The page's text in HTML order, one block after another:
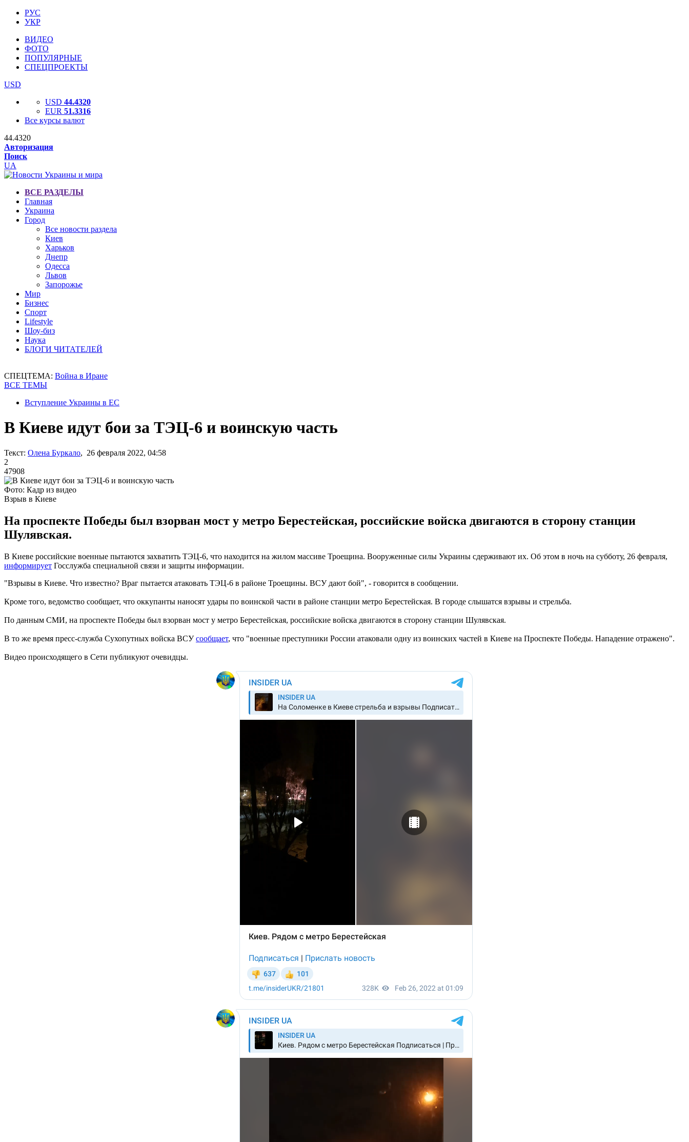
РУС
УКР
ВИДЕО
ФОТО
ПОПУЛЯРНЫЕ
СПЕЦПРОЕКТЫ
USD
USD 44.4320
EUR 51.3316
Все курсы валют
44.4320
Авторизация
Поиск
UA
ВСЕ РАЗДЕЛЫ
Главная
Украина
Город
Все новости раздела
Киев
Харьков
Днепр
Одесса
Львов
Запорожье
Мир
Бизнес
Спорт
Lifestyle
Шоу-биз
Наука
БЛОГИ ЧИТАТЕЛЕЙ
СПЕЦТЕМА: Война в Иране
ВСЕ ТЕМЫ
Вступление Украины в ЕС
В Киеве идут бои за ТЭЦ-6 и воинскую часть
Текст: Олена Буркало, 26 февраля 2022, 04:58
2
47908
Фото: Кадр из видео
Взрыв в Киеве
На проспекте Победы был взорван мост у метро Берестейская, российские войска двигаются в сторону станции
Шулявская.
В Киеве российские военные пытаются захватить ТЭЦ-6, что находится на жилом массиве Троещина. Вооруженные силы Украины сдерживают их. Об этом в ночь на субботу, 26 февраля,
информирует Госслужба специальной связи и защиты информации.
"Взрывы в Киеве. Что известно? Враг пытается атаковать ТЭЦ-6 в районе Троещины. ВСУ дают бой", - говорится в сообщении.
Кроме того, ведомство сообщает, что оккупанты наносят удары по воинской части в районе станции метро Берестейская. В городе слышатся взрывы и стрельба.
По данным СМИ, на проспекте Победы был взорван мост у метро Берестейская, российские войска двигаются в сторону станции Шулявская.
В то же время пресс-служба Сухопутных войска ВСУсообщает, что "военные преступники России атаковали одну из воинских частей в Киеве на Проспекте Победы. Нападение отражено".
Видео происходящего в Сети публикуют очевидцы.